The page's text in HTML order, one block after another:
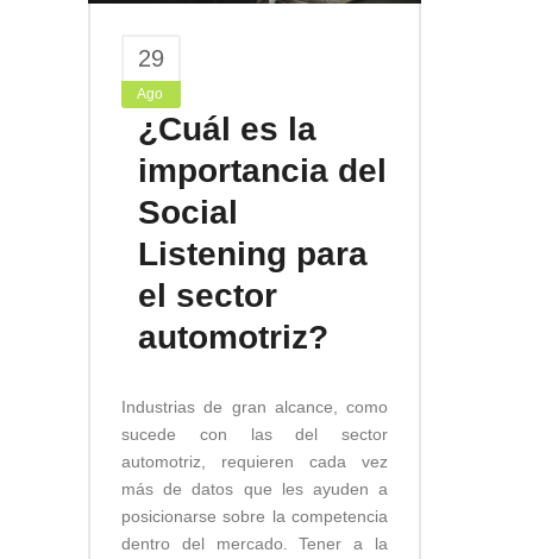
29
Ago
¿Cuál es la
importancia del
Social
Listening para
el sector
automotriz?
Industrias de gran alcance, como
sucede con las del sector
automotriz, requieren cada vez
más de datos que les ayuden a
posicionarse sobre la competencia
dentro del mercado. Tener a la